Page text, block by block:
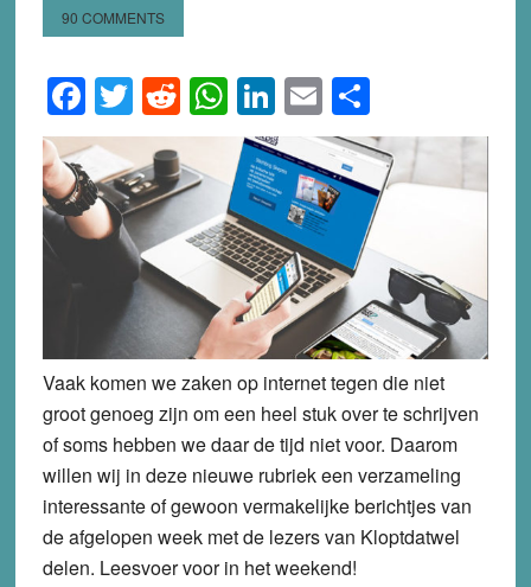
90 COMMENTS
Facebook
Twitter
Reddit
WhatsApp
LinkedIn
EmailShare
Vaak komen we zaken op internet tegen die niet
groot genoeg zijn om een heel stuk over te schrijven
of soms hebben we daar de tijd niet voor. Daarom
willen wij in deze nieuwe rubriek een verzameling
interessante of gewoon vermakelijke berichtjes van
de afgelopen week met de lezers van Kloptdatwel
delen. Leesvoer voor in het weekend!